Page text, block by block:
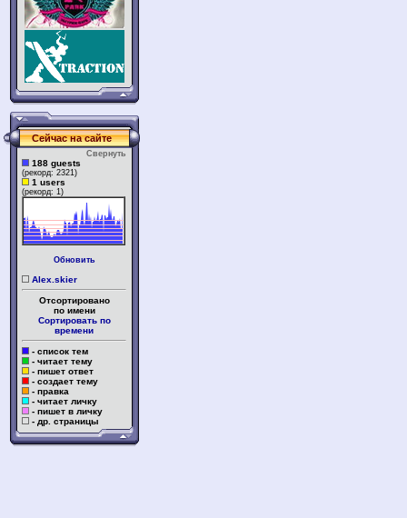
Сейчас на сайте
Свернуть
188 guests
(рекорд: 2321)
1 users
(рекорд: 1)
Обновить
Alex.skier
Отсортировано
по имени
Сортировать по
времени
- список тем
- читает тему
- пишет ответ
- создает тему
- правка
- читает личку
- пишет в личку
- др. страницы